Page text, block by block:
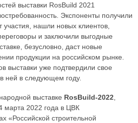
выставки RosBuild 2021
Экспоненты получили
участия, нашли новых клиентов,
и заключили выгодные
безусловно, даст новые
продукции на российском рынке.
выставки уже подтвердили свое
ней в следующем году.
выставке RosBuild-2022,
марта 2022 года в ЦВК
строительной